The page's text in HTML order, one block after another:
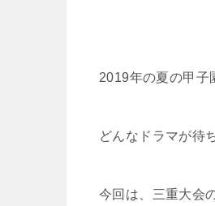
2019年の夏の甲子
どんなドラマが待
今回は、三重大会